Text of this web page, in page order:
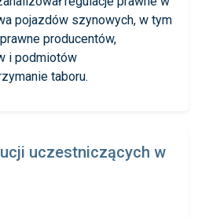
pojazdów szynowych, w tym
producentów,
i podmiotów
taboru.
uczestniczących w